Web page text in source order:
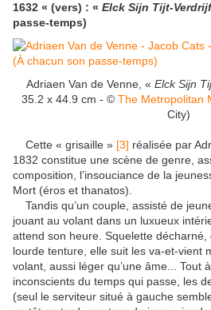
1632 « (vers) : « Elck Sijn Tijt-
passe-temps)
Adriaen Van de Venne, « Elck Sijn
35.2 x 44.9 cm - © The Metropolitan
City)
Cette « grisaille » [3] réalisée par
1832 constitue une scène de genre,
composition, l’insouciance de la
Mort (éros et thanatos).
Tandis qu’un couple, assisté de
jouant au volant dans un luxueux
attend son heure. Squelette
lourde tenture, elle suit les va-et-vient
volant, aussi léger qu’une âme... Tout
inconscients du temps qui passe, les
(seul le serviteur situé à gauche